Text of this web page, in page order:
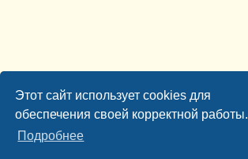
Этот сайт использует cookies для
обеспечения своей корректной работы.
Подробнее